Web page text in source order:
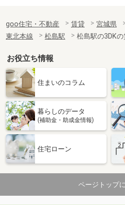
goo住宅・不動産 賃貸 宮城県
東北本線
松島駅 松島駅の3DK
お役立ち情報
住まいのコラム
暮らしのデータ
(補助金・助成金情報)
住宅ローン
ページトップ